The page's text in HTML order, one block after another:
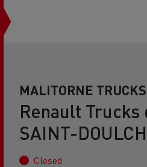
MALITORNE
Renault
SAINT-
Closed